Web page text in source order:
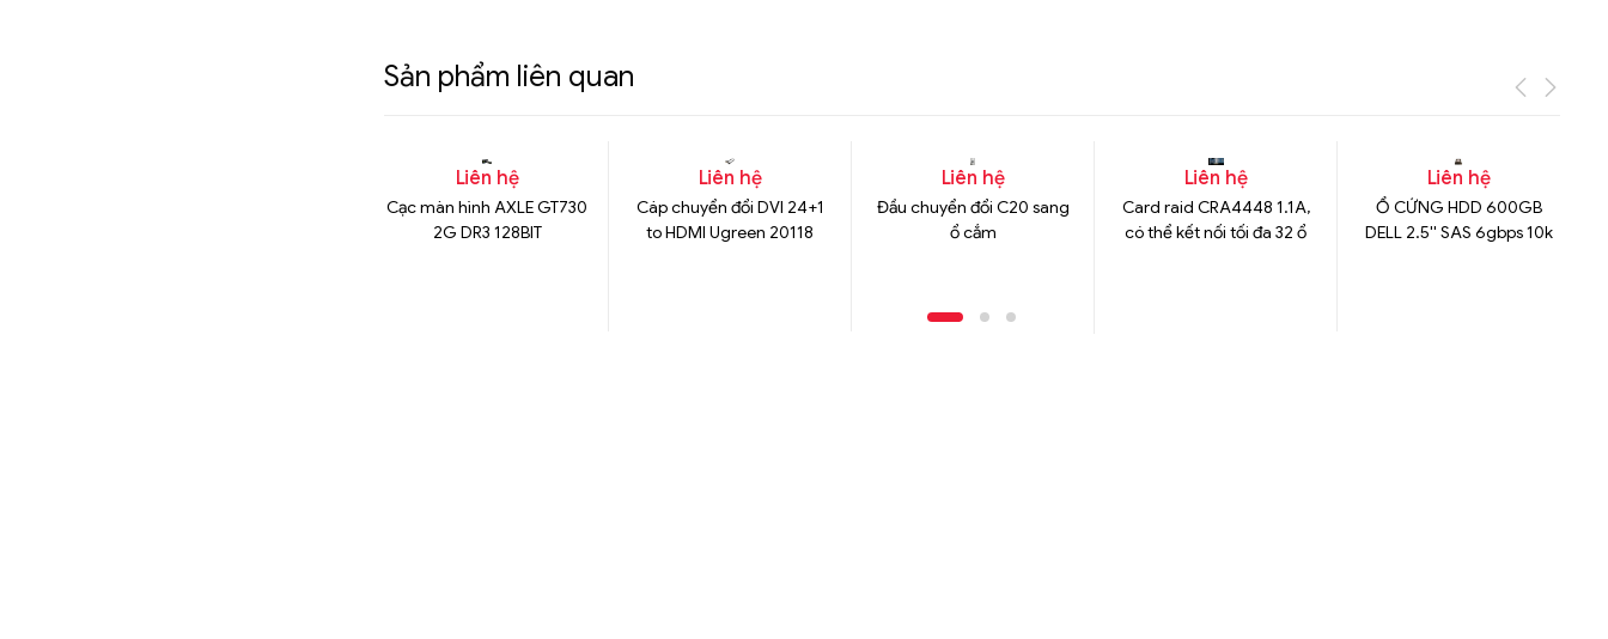
Sản phẩm liên quan
Liên hệ
Cạc màn hình AXLE GT730
2G DR3 128BIT
Liên hệ
Cáp chuyển đổi DVI 24+1
to HDMI Ugreen 20118
Liên hệ
Đầu chuyển đổi C20 sang
ổ cắm
Liên hệ
Card raid CRA4448 1.1A,
có thể kết nối tối đa 32 ổ
Liên hệ
Ổ CỨNG HDD 600GB
DELL 2.5'' SAS 6gbps 10k